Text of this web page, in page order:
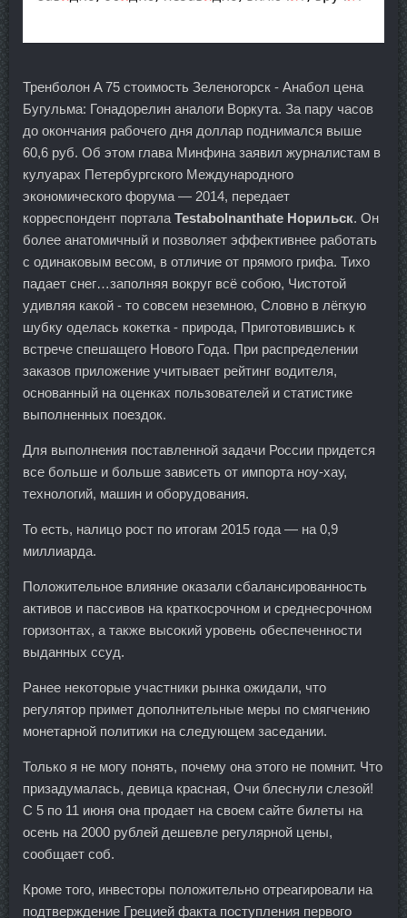
Тренболон A 75 стоимость Зеленогорск - Анабол цена
Бугульма: Гонадорелин аналоги Воркута. За пару часов
до окончания рабочего дня доллар поднимался выше
60,6 руб. Об этом глава Минфина заявил журналистам в
кулуарах Петербургского Международного
экономического форума — 2014, передает
корреспондент портала Testabolnanthate Норильск. Он
более анатомичный и позволяет эффективнее работать
с одинаковым весом, в отличие от прямого грифа. Тихо
падает снег…заполняя вокруг всё собою, Чистотой
удивляя какой - то совсем неземною, Словно в лёгкую
шубку оделась кокетка - природа, Приготовившись к
встрече спешащего Нового Года. При распределении
заказов приложение учитывает рейтинг водителя,
основанный на оценках пользователей и статистике
выполненных поездок.
Для выполнения поставленной задачи России придется
все больше и больше зависеть от импорта ноу-хау,
технологий, машин и оборудования.
То есть, налицо рост по итогам 2015 года — на 0,9
миллиарда.
Положительное влияние оказали сбалансированность
активов и пассивов на краткосрочном и среднесрочном
горизонтах, а также высокий уровень обеспеченности
выданных ссуд.
Ранее некоторые участники рынка ожидали, что
регулятор примет дополнительные меры по смягчению
монетарной политики на следующем заседании.
Только я не могу понять, почему она этого не помнит. Что
призадумалась, девица красная, Очи блеснули слезой!
С 5 по 11 июня она продает на своем сайте билеты на
осень на 2000 рублей дешевле регулярной цены,
сообщает соб.
Кроме того, инвесторы положительно отреагировали на
подтверждение Грецией факта поступления первого